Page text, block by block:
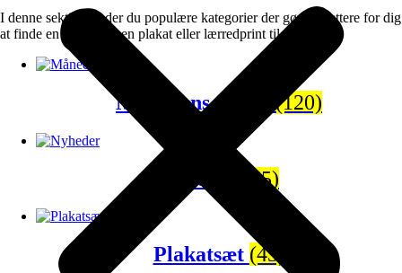
I denne sektion finder du populære kategorier der gør det lettere for dig
at finde en gave eller en plakat eller lærredprint til dig selv.
Månedens tilbud (120)
Nyheder (65)
Plakatsæt (43)